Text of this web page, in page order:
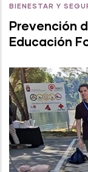
BIENESTAR Y
Prevención
Educación